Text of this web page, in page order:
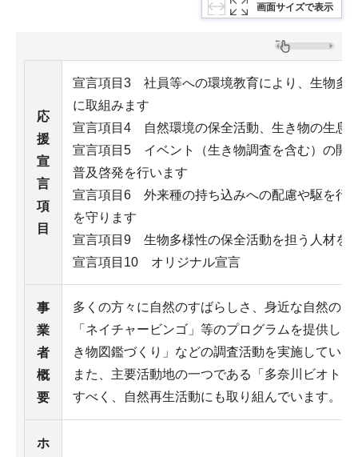
画面サイズで表示
応
援
宣
言
項
目
宣言項目3 社員等への環境教育により、生物多
に取組みます
宣言項目4 自然環境の保全活動、生き物の生息
宣言項目5 イベント（生き物調査を含む）の開
普及啓発を行います
宣言項目6 外来種の持ち込みへの配慮や駆を行
を守ります
宣言項目9 生物多様性の保全活動を担う人材を
宣言項目10 オリジナル宣言
事
業
者
概
要
多くの方々に自然のすばらしさ、身近な自然の
「ネイチャービンゴ」等のプログラムを提供し
き物図鑑づくり」などの調査活動を実施していま
また、主要活動地の一つである「多奈川ビオト
すべく、自然再生活動にも取り組んでいます。
ホ